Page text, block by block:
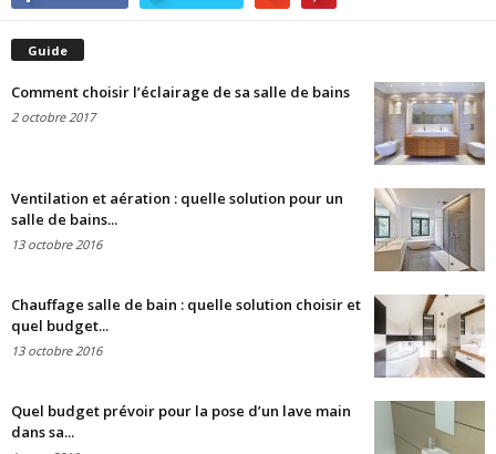
Guide
Comment choisir l’éclairage de sa salle de bains
2 octobre 2017
Ventilation et aération : quelle solution pour un
salle de bains...
13 octobre 2016
Chauffage salle de bain : quelle solution choisir et
quel budget...
13 octobre 2016
Quel budget prévoir pour la pose d’un lave main
dans sa...